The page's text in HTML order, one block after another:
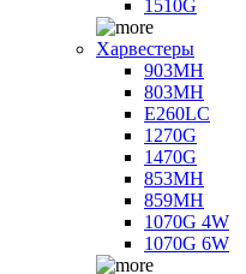
1510G
Харвестеры
903MH
803MH
E260LC
1270G
1470G
853MH
859MH
1070G 4W
1070G 6W